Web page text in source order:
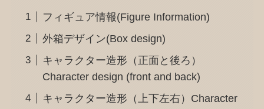
フィギュア情報(Figure Information)
外箱デザイン(Box design)
キャラクター造形（正面と後ろ）
Character design (front and back)
キャラクター造形（上下左右）Character